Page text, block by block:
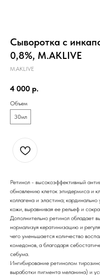
Сыворотка с
0,8%, M.AKLIVE
M.AKLIVE
4 000 р.
Объем
30мл
Ретинол - высокоэффективный
обновлению клеток эпидермиса и
коллагена и эластина; кардинально
кожи, выравнивая ее рельеф и
Дополнительно ретинол обладает
нормализуя кератинизацию и
чего уменьшается количество
комедонов, а благодаря
себума.
Ингибирование ретинолом
выработки пигмента меланина) и